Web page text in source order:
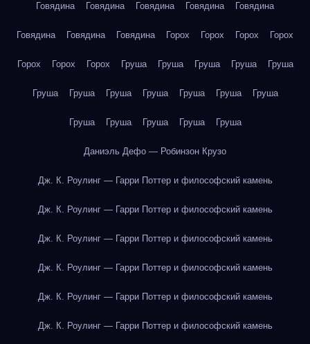
Говядина Говядина Говядина Говядина Говядина
Говядина Говядина Говядина Горох Горох Горох Горох
Горох Горох Горох Груша Груша Груша Груша Груша
Груша Груша Груша Груша Груша Груша Груша
Груша Груша Груша Груша Груша
Даниэль Дефо — Робинзон Крузо
Дж. К. Роулинг — Гарри Поттер и философский камень
Дж. К. Роулинг — Гарри Поттер и философский камень
Дж. К. Роулинг — Гарри Поттер и философский камень
Дж. К. Роулинг — Гарри Поттер и философский камень
Дж. К. Роулинг — Гарри Поттер и философский камень
Дж. К. Роулинг — Гарри Поттер и философский камень